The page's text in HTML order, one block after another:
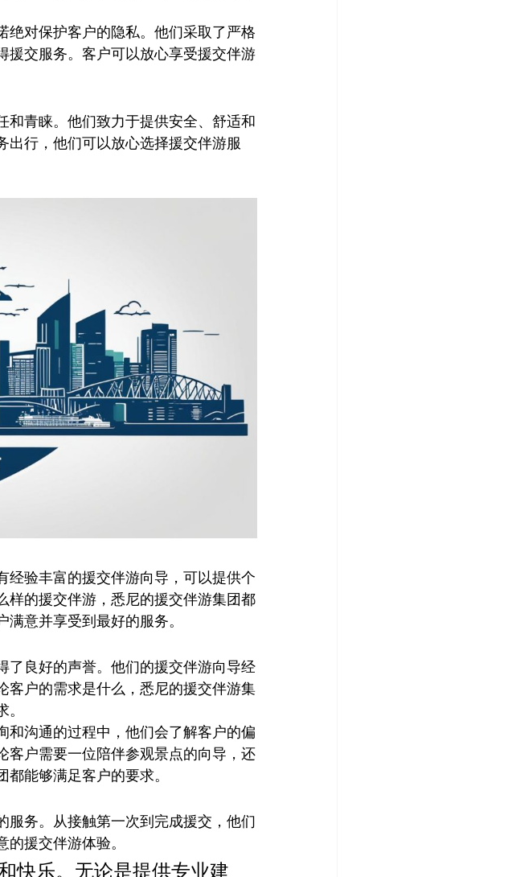
绝对保护客户的隐私。他们采取了严格
援交服务。客户可以放心享受援交伴游
和青睐。他们致力于提供安全、舒适和
出行，他们可以放心选择援交伴游服
经验丰富的援交伴游向导，可以提供个
样的援交伴游，悉尼的援交伴游集团都
意并享受到最好的服务。
了良好的声誉。他们的援交伴游向导经
客户的需求是什么，悉尼的援交伴游集
和沟通的过程中，他们会了解客户的偏
客户需要一位陪伴参观景点的向导，还
能够满足客户的要求。
服务。从接触第一次到完成援交，他们
援交伴游体验。
快乐。无论是提供专业建